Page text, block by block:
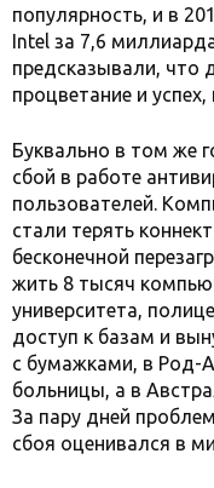
популярность, и в
Intel за 7,6
предсказывали, что
процветание и
Буквально в том же
сбой в работе
пользователей.
стали терять
бесконечной
жить 8 тысяч
университета,
доступ к базам и
с бумажками, в Род-
больницы, а в
За пару дней
сбоя оценивался в